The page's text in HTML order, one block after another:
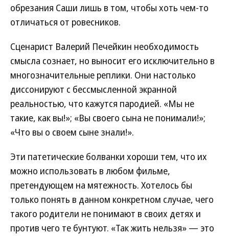
обрезания Саши лишь в том, чтобы хоть чем-то
отличаться от ровесников.
Сценарист Валерий Печейкин необходимость
смысла сознает, но выносит его исключительно в
многозначительные реплики. Они настолько
диссонируют с бессмысленной экранной
реальностью, что кажутся пародией. «Мы не
такие, как вы!»; «Вы своего сына не понимали!»;
«Что вы о своем сыне знали!».
Эти патетические болванки хороши тем, что их
можно использовать в любом фильме,
претендующем на мятежность. Хотелось бы
только понять в данном конкретном случае, чего
такого родители не понимают в своих детях и
против чего те бунтуют. «Так жить нельзя» — это